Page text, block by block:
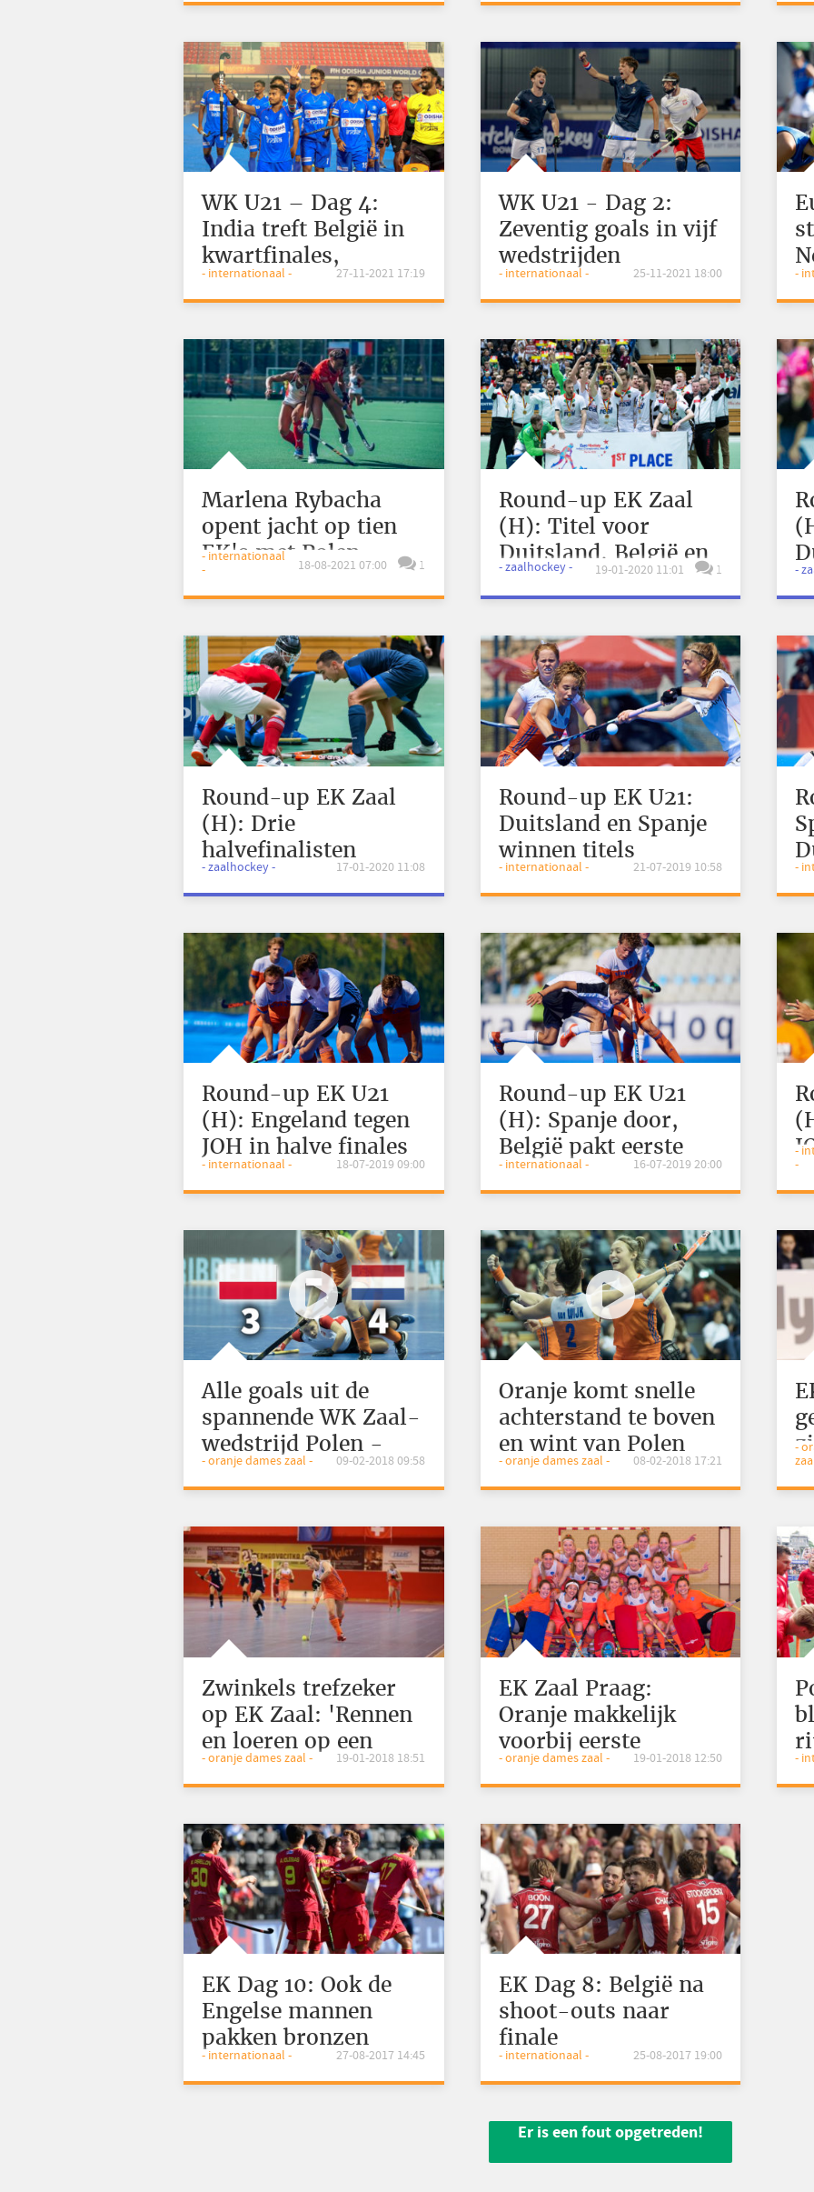
WK U21 – Dag 4:
India treft België in
kwartfinales,
Pakistan houdt hoop
- internationaal - 27-11-2021 17:19
WK U21 - Dag 2:
Zeventig goals in vijf
wedstrijden
- internationaal - 25-11-2021 18:00 -
Marlena Rybacha
opent jacht op tien
EK's met Polen
- internationaal
-
18-08-2021 07:00 1
Round-up EK Zaal
(H): Titel voor
Duitsland, België en
Tsjechië veilig
- zaalhockey - 19-01-2020 11:01 1 -
Round-up EK Zaal
(H): Drie
halvefinalisten
bekend
- zaalhockey - 17-01-2020 11:08
Round-up EK U21:
Duitsland en Spanje
winnen titels
- internationaal - 21-07-2019 10:58 -
Round-up EK U21
(H): Engeland tegen
JOH in halve finales
- internationaal - 18-07-2019 09:00
Round-up EK U21
(H): Spanje door,
België pakt eerste
punt
- internationaal - 16-07-2019 20:00
-
-
Alle goals uit de
spannende WK Zaal-
wedstrijd Polen -
Nederland
- oranje dames zaal - 09-02-2018 09:58
Oranje komt snelle
achterstand te boven
en wint van Polen
- oranje dames zaal - 08-02-2018 17:21
-
Zwinkels trefzeker
op EK Zaal: 'Rennen
en loeren op een
gaatje'
- oranje dames zaal - 19-01-2018 18:51
EK Zaal Praag:
Oranje makkelijk
voorbij eerste
opponenten
- oranje dames zaal - 19-01-2018 12:50 -
EK Dag 10: Ook de
Engelse mannen
pakken bronzen
medaille
- internationaal - 27-08-2017 14:45
EK Dag 8: België na
shoot-outs naar
finale
- internationaal - 25-08-2017 19:00
Er is een fout opgetreden!